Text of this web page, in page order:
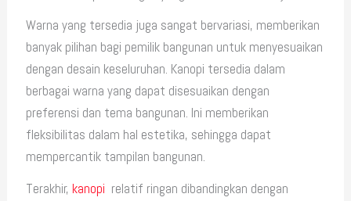
Warna yang tersedia juga sangat bervariasi, memberikan
banyak pilihan bagi pemilik bangunan untuk menyesuaikan
dengan desain keseluruhan. Kanopi tersedia dalam
berbagai warna yang dapat disesuaikan dengan
preferensi dan tema bangunan. Ini memberikan
fleksibilitas dalam hal estetika, sehingga dapat
mempercantik tampilan bangunan.
Terakhir,kanopi relatif ringan dibandingkan dengan